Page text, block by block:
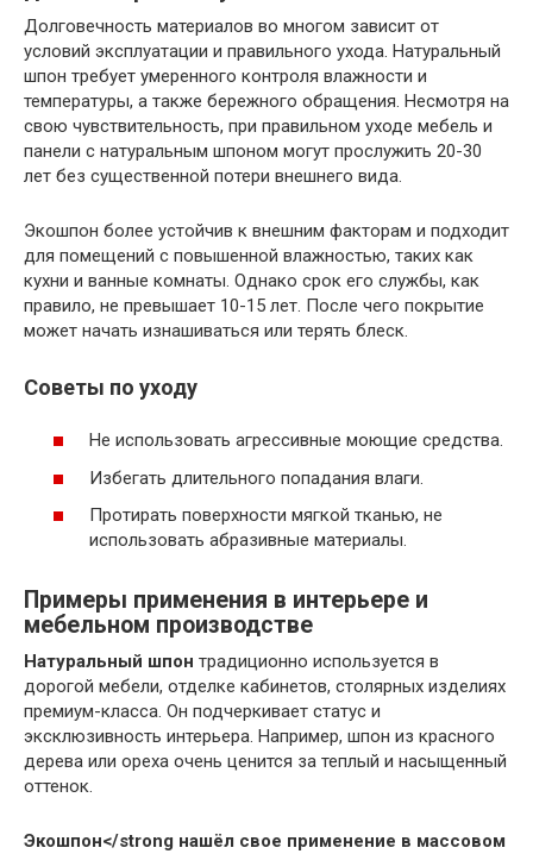
Долговечность материалов во многом зависит от
условий эксплуатации и правильного ухода. Натуральный
шпон требует умеренного контроля влажности и
температуры, а также бережного обращения. Несмотря на
свою чувствительность, при правильном уходе мебель и
панели с натуральным шпоном могут прослужить 20-30
лет без существенной потери внешнего вида.
Экошпон более устойчив к внешним факторам и подходит
для помещений с повышенной влажностью, таких как
кухни и ванные комнаты. Однако срок его службы, как
правило, не превышает 10-15 лет. После чего покрытие
может начать изнашиваться или терять блеск.
Советы по уходу
Не использовать агрессивные моющие средства.
Избегать длительного попадания влаги.
Протирать поверхности мягкой тканью, не
использовать абразивные материалы.
Примеры применения в интерьере и
мебельном производстве
Натуральный шпон традиционно используется в
дорогой мебели, отделке кабинетов, столярных изделиях
премиум-класса. Он подчеркивает статус и
эксклюзивность интерьера. Например, шпон из красного
дерева или ореха очень ценится за теплый и насыщенный
оттенок.
Экошпон</strong нашёл свое применение в массовом